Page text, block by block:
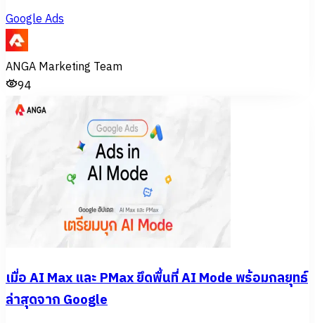
Google Ads
ANGA Marketing Team
94
เมื่อ AI Max และ PMax ยึดพื้นที่ AI Mode พร้อมกลยุทธ์
ล่าสุดจาก Google